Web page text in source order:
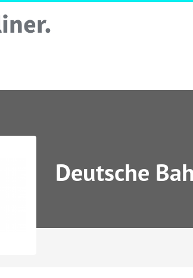
Deutsche